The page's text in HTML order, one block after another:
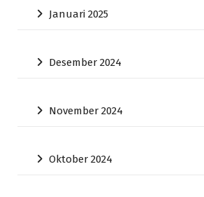
Januari 2025
Desember 2024
November 2024
Oktober 2024